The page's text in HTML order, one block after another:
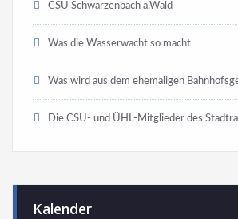
CSU Schwarzenbach a.Wald
Was die Wasserwacht so macht
Was wird aus dem ehemaligen
Die CSU- und ÜHL-Mitglieder des
Kalender